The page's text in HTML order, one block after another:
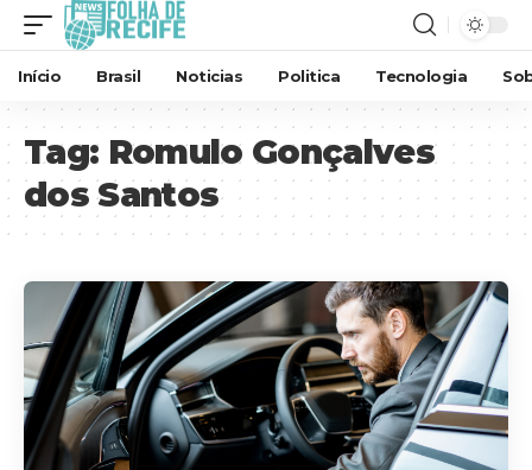
Início Brasil Noticias Politica Tecnologia
Tag: Romulo Gonçalves
dos Santos